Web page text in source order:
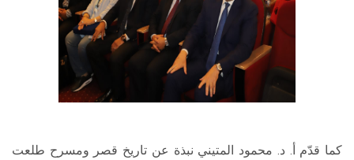
كما قدّم أ. د. محمود المتيني نبذة عن تاريخ قصر ومسرح طلعت